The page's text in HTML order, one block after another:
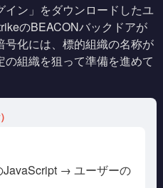
ン」をダウンロードしたユ
のBEACONバックドアが
化には、標的組織の名称が
組織を狙って準備を進めて
→ ユーザーの